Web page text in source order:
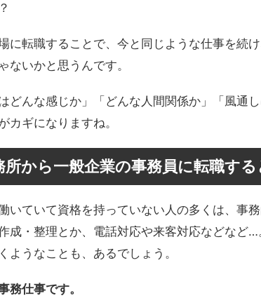
に転職することで、今と同じような仕事を続
ないかと思うんです。
どんな感じか」「どんな人間関係か」「風通
カギになりますね。
所から一般企業の事務員に転職す
いていて資格を持っていない人の多くは、事
成・整理とか、電話対応や来客対応などなど
ようなことも、あるでしょう。
務仕事です。